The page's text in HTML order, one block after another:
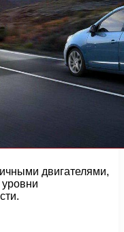
двигателями,